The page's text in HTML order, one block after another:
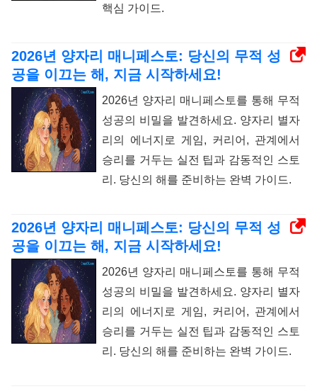
핵심 가이드.
2026년 양자리 매니페스토: 당신의 무적 성
공을 이끄는 해, 지금 시작하세요!
2026년 양자리 매니페스토를 통해 무적
성공의 비밀을 발견하세요. 양자리 별자
리의 에너지로 게임, 커리어, 관계에서
승리를 거두는 실전 팁과 감동적인 스토
리. 당신의 해를 준비하는 완벽 가이드.
2026년 양자리 매니페스토: 당신의 무적 성
공을 이끄는 해, 지금 시작하세요!
2026년 양자리 매니페스토를 통해 무적
성공의 비밀을 발견하세요. 양자리 별자
리의 에너지로 게임, 커리어, 관계에서
승리를 거두는 실전 팁과 감동적인 스토
리. 당신의 해를 준비하는 완벽 가이드.